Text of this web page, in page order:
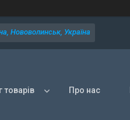
Нововолинськ, Україна
товарів Про нас